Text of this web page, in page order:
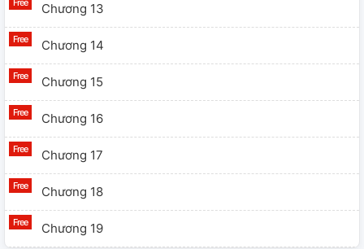
Chương 13
Chương 14
Chương 15
Chương 16
Chương 17
Chương 18
Chương 19